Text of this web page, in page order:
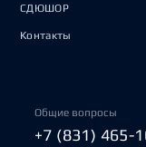
СДЮШОР
Контакты
Общие вопросы
+7 (831) 465-